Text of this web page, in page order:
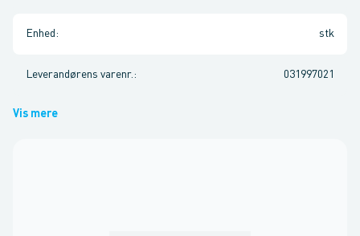
Enhed : stk
Leverandørens varenr. : 031997021
Vis mere